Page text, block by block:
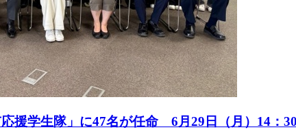
応援学生隊」に47名が任命 6月29日（月）14